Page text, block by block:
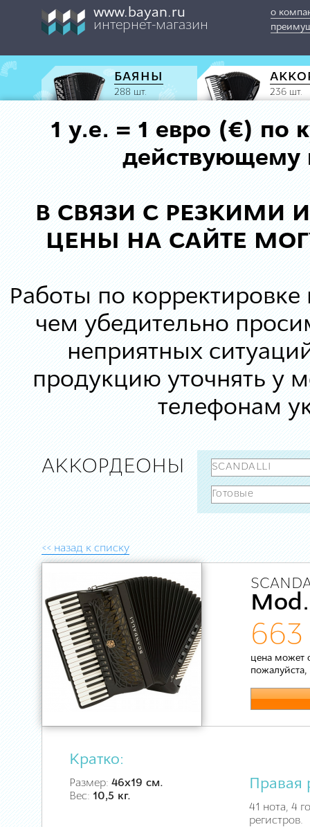
www.bayan.ru
интернет-магазин
о
БАЯНЫ
288 шт. 236 шт.
1 у.е. = 1 евро (€) по
действующему
В СВЯЗИ С РЕЗКИМИ
ЦЕНЫ НА САЙТЕ
Работы по корректировке
чем убедительно
неприятных
продукцию уточнять у
телефонам
АККОРДЕОНЫ
<< назад к списку
663
цена может
пожалуйста,
Кратко:
Размер: 46х19 см.
Вес: 10,5 кг.
Правая
41 нота, 4
регистров.